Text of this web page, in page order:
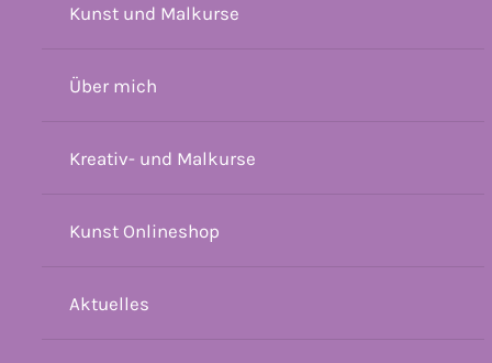
Kunst und Malkurse
Über mich
Kreativ- und Malkurse
Kunst Onlineshop
Aktuelles